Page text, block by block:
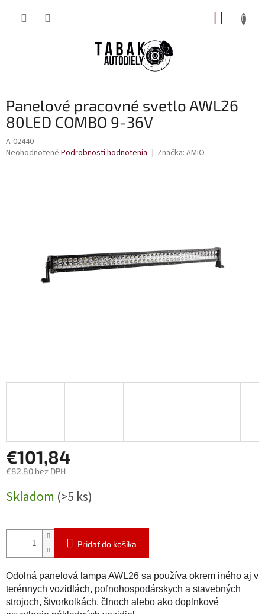
Panelové pracovné svetlo AWL26
80LED COMBO 9-36V
A-02440
Priemerné
Neohodnotené Podrobnosti hodnotenia Značka: AMiO
€101,84
€82,80 bez DPH
cena:
Skladom (>5 ks)
Pridať do košíka
Odolná panelová lampa AWL26 sa používa okrem iného aj v
terénnych vozidlách, poľnohospodárskych a stavebných
strojoch, štvorkolkách, člnoch alebo ako doplnkové